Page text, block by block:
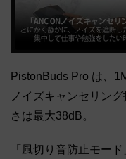
PistonBuds Pro は、
ノイズキャンセリン
さは最大38dB。
「風切り音防止モー